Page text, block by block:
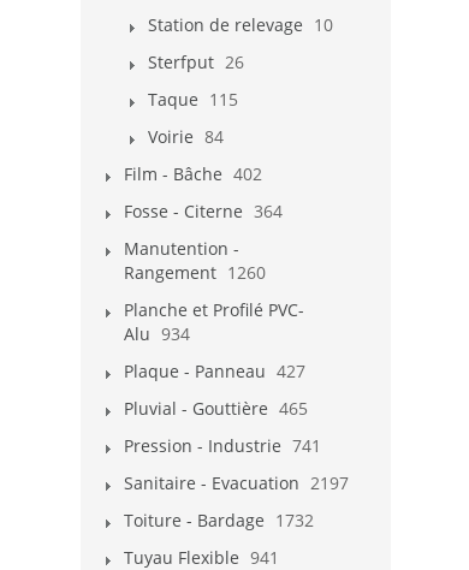
Station de relevage 10
Sterfput 26
Taque 115
Voirie 84
Film - Bâche 402
Fosse - Citerne 364
Manutention -
Rangement 1260
Planche et Profilé PVC-
Alu 934
Plaque - Panneau 427
Pluvial - Gouttière 465
Pression - Industrie 741
Sanitaire - Evacuation 2197
Toiture - Bardage 1732
Tuyau Flexible 941